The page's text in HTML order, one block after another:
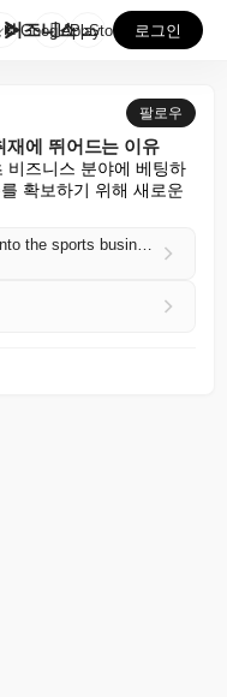
뉴스 발행사들이 스포츠 비즈니스 취재에 뛰어드는 이유
GooglePlay
AppStore 로그인
팔로우
재에 뛰어드는 이유
비즈니스 분야에 베팅하
확보하기 위해 새로운
Why news publishers are getting into the sports business coverage